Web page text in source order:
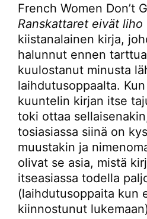
French Women Don’t
Ranskattaret eivät liho
kiistanalainen kirja,
halunnut ennen
kuulostanut minusta
laihdutusoppaalta.
kuuntelin kirjan itse
toki ottaa
tosiasiassa siinä on
muustakin ja
olivat se asia, mistä
itseasiassa todella
(laihdutusoppaita kun
kiinnostunut